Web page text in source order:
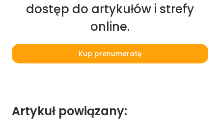
dostęp do artykułów i strefy
online.
Kup prenumeratę
Artykuł powiązany: